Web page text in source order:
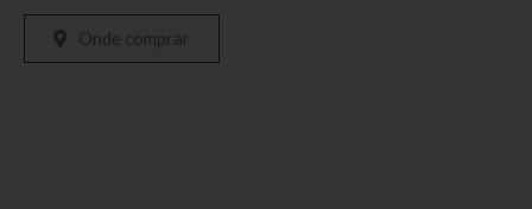
Onde comprar